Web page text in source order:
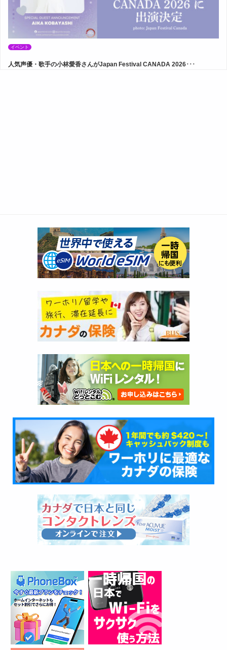
イベント
人気声優・歌手の小林愛香さんがJapan Festival CANADA 2026･･･